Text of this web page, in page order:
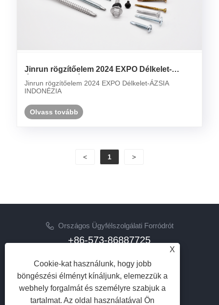
Jinrun rögzítőelem 2024 EXPO Délkelet-
ÁZSIA INDONÉZIA
Jinrun rögzítőelem 2024 EXPO Délkelet-ÁZSIA
INDONÉZIA
Olvass tovább
< 1 >
Országos Ügyfélszolgálati Forródrót
+86-573-86887725
Email
info@jinrunfasteners.com
KÖVESS MINKET
X
Cookie-kat használunk, hogy jobb
böngészési élményt kínáljunk, elemezzük a
webhely forgalmát és személyre szabjuk a
tartalmat. Az oldal használatával Ön